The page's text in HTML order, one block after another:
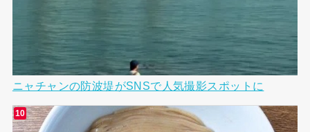
ニャチャンの防波堤がSNSで人気撮影スポットに